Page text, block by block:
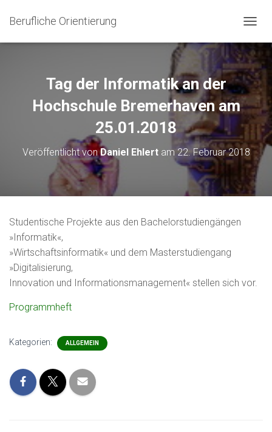
Berufliche Orientierung
A
G
I
U
M
S
C
H
Tag der Informatik an der
Hochschule Bremerhaven am
25.01.2018
Veröffentlicht vonDaniel Ehlertam 22. Februar 2018
Studentische Projekte aus den Bachelorstudiengängen
»Informatik«,
»Wirtschaftsinformatik« und dem Masterstudiengang
»Digitalisierung,
Innovation und Informationsmanagement« stellen sich vor.
Programmheft
Kategorien: ALLGEMEIN